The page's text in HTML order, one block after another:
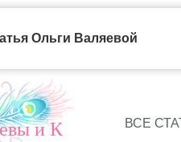
и К ВСЕ
Ольги Валяевой